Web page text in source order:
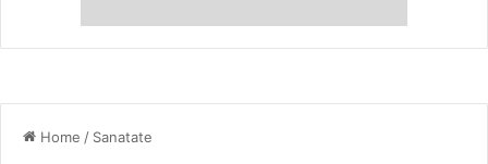
Home / Sanatate